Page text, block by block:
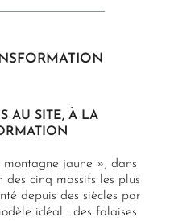
AU SITE, À LA
jaune », dans
des cinq massifs les plus
depuis des siècles par
idéal : des falaises